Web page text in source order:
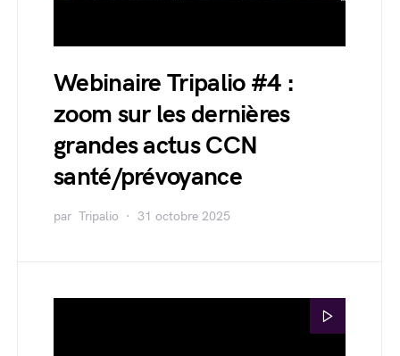
Webinaire Tripalio #4 :
zoom sur les dernières
grandes actus CCN
santé/prévoyance
par Tripalio 31 octobre 2025